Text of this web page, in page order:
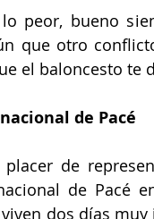
peor, bueno
que otro
el baloncesto te
de Pacé
de
de Pacé
dos días